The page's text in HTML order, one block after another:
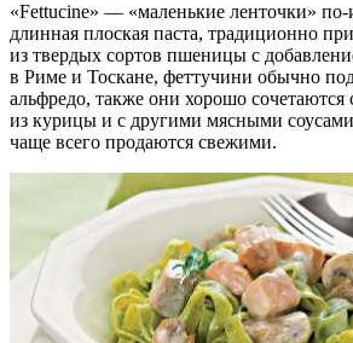
«Fettucine» — «маленькие ленточки»
длинная плоская паста, традиционно
из твердых сортов пшеницы с
в Риме и Тоскане, феттучини обычно
альфредо, также они хорошо сочетаются
из курицы и с другими мясными
чаще всего продаются свежими.